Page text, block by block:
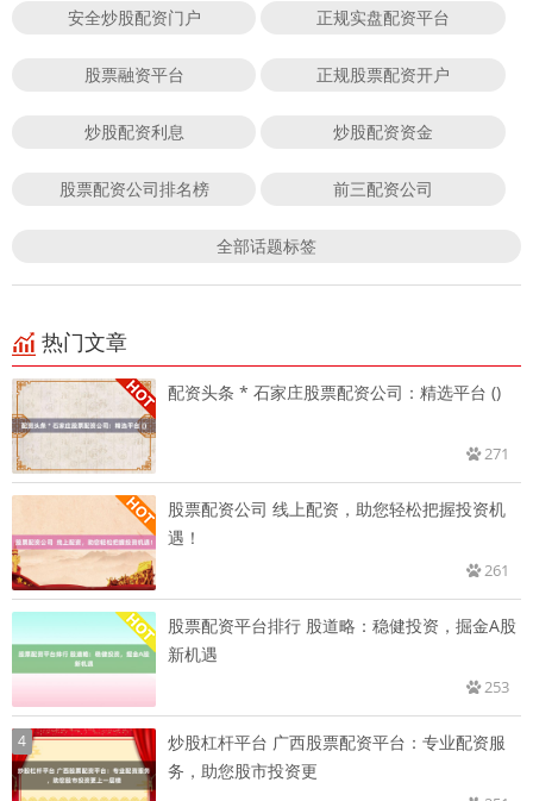
安全炒股配资门户 正规实盘配资平台
股票融资平台 正规股票配资开户
炒股配资利息 炒股配资资金
股票配资公司排名榜 前三配资公司
全部话题标签
热门文章
配资头条 * 石家庄股票配资公司：精选平台 ()
271
股票配资公司 线上配资，助您轻松把握投资机
遇！
261
股票配资平台排行 股道略：稳健投资，掘金A股
新机遇
253
4
炒股杠杆平台 广西股票配资平台：专业配资服
务，助您股市投资更